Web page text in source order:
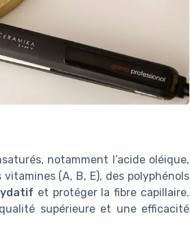
notamment l’acide oléique,
(A, B, E), des polyphénols
et protéger la fibre capillaire.
supérieure et une efficacité